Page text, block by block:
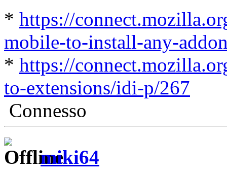
* https://
mobile-to-install-any-
* https://
to-extensions/idi-p/267
Connesso
miki64